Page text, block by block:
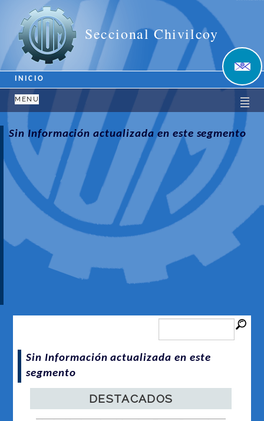
Seccional Chivilcoy
INICIO
MENU
Sin Información actualizada en este segmento
Sin Información actualizada en este
segmento
DESTACADOS